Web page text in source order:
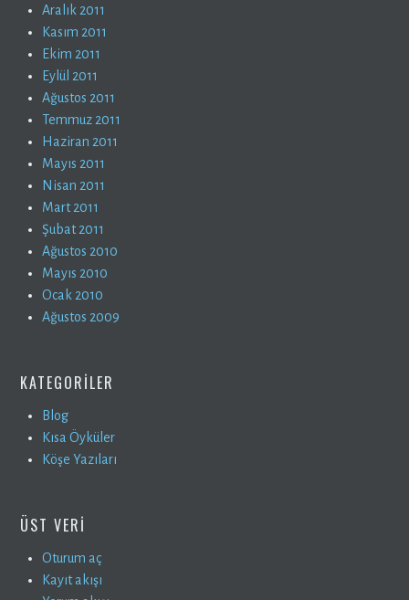
Aralık 2011
Kasım 2011
Ekim 2011
Eylül 2011
Ağustos 2011
Temmuz 2011
Haziran 2011
Mayıs 2011
Nisan 2011
Mart 2011
Şubat 2011
Ağustos 2010
Mayıs 2010
Ocak 2010
Ağustos 2009
KATEGORILER
Blog
Kısa Öyküler
Köşe Yazıları
ÜST VERI
Oturum aç
Kayıt akışı